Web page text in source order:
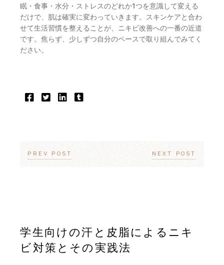
眠・食事・水分・ストレスのどれか1つを意識して変える
だけで、肌は確実に変わっていきます。スキンケアと合わ
せて生活習慣を整えることが、ニキビ改善への一番の近道
です。焦らず、少しずつ自分のペースで取り組んでみてく
ださい。
PREV POST NEXT POST
学生向けの汗と皮脂によるニキ
ビ対策とその実践法